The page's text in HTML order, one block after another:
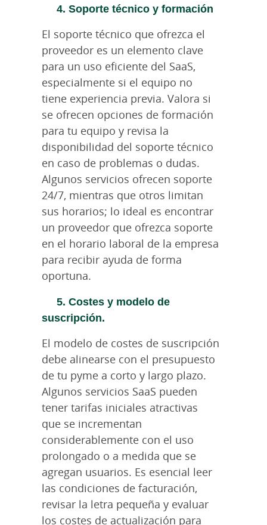
4. Soporte técnico y formación
El soporte técnico que ofrezca el
proveedor es un elemento clave
para un uso eficiente del SaaS,
especialmente si el equipo no
tiene experiencia previa. Valora si
se ofrecen opciones de formación
para tu equipo y revisa la
disponibilidad del soporte técnico
en caso de problemas o dudas.
Algunos servicios ofrecen soporte
24/7, mientras que otros limitan
sus horarios; lo ideal es encontrar
un proveedor que ofrezca soporte
en el horario laboral de la empresa
para recibir ayuda de forma
oportuna.
5. Costes y modelo de
suscripción.
El modelo de costes de suscripción
debe alinearse con el presupuesto
de tu pyme a corto y largo plazo.
Algunos servicios SaaS pueden
tener tarifas iniciales atractivas
que se incrementan
considerablemente con el uso
prolongado o a medida que se
agregan usuarios. Es esencial leer
las condiciones de facturación,
revisar la letra pequeña y evaluar
los costes de actualización para